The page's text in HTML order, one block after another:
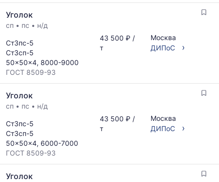
по
актуальным
и
обновляется
по
мере
обновления
прайс-
листов.
и
поставщиков
по
Уголок
сп • пс • н/д
Ст3пс-5
Ст3сп-5
50x50x4, 8000-9000
ГОСТ 8509-93
43 500 ₽ /
т
Москва
ДИПоС
›
Уголок
сп • пс • н/д
Ст3пс-5
Ст3сп-5
50x50x4, 6000-7000
ГОСТ 8509-93
43 500 ₽ /
т
Москва
ДИПоС
›
Уголок